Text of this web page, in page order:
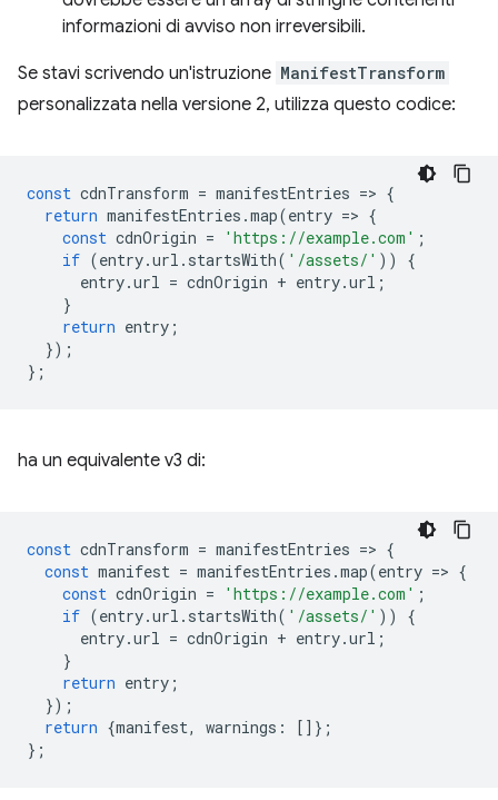
informazioni di avviso non irreversibili.
Se stavi scrivendo un'istruzione ManifestTransform
personalizzata nella versione 2, utilizza questo codice:
const cdnTransform = manifestEntries => {
return manifestEntries .map(entry => {
const cdnOrigin = 'https://example.com' ;
if (entry.url . startsWith( '/assets/' ))
{
entry.url = cdnOrigin + entry.url ;
}
return entry ;
});
};
ha un equivalente v3 di:
const cdnTransform = manifestEntries => {
const manifest = manifestEntries .map(entry => {
const cdnOrigin = 'https://example.com' ;
if (entry.url . startsWith( '/assets/' ))
{
entry.url = cdnOrigin + entry.url ;
}
return entry ;
});
return {manifest, warnings :
[]};
};